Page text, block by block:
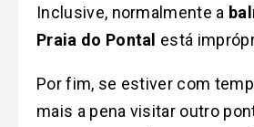
Inclusive, normalmente a
Praia do Pontal está
Por fim, se estiver com
mais a pena visitar outro